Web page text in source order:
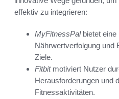
effektiv zu integrieren:
MyFitnessPalbietet eine
Nährwertverfolgung und
Ziele.
Fitbitmotiviert Nutzer
Herausforderungen und
Fitnessaktivitäten.